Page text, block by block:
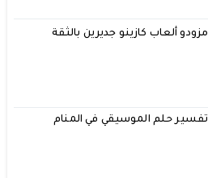
مزودو ألعاب كازينو جديرين بالثقة
تفسير حلم الموسيقي في المنام